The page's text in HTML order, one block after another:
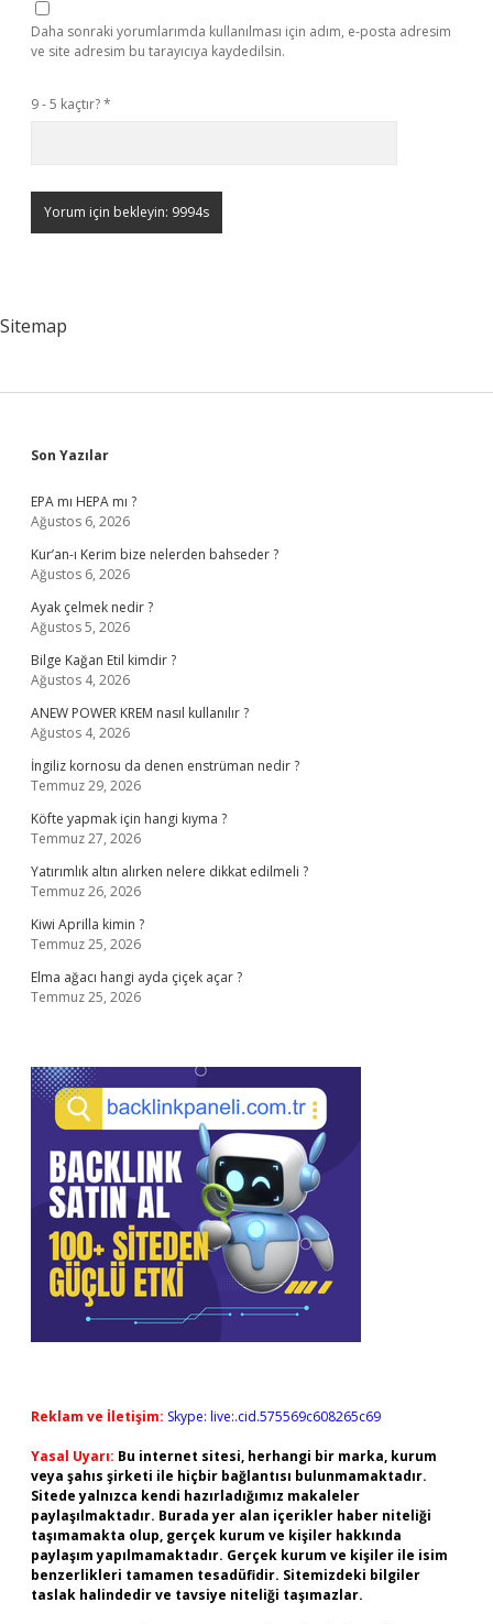
Daha sonraki yorumlarımda kullanılması için adım, e-posta adresim
ve site adresim bu tarayıcıya kaydedilsin.
9 - 5 kaçtır?*
Sitemap
Sidebar
Son Yazılar
EPA mı HEPA mı ?
Ağustos 6, 2026
Kur’an-ı Kerim bize nelerden bahseder ?
Ağustos 6, 2026
Ayak çelmek nedir ?
Ağustos 5, 2026
Bilge Kağan Etil kimdir ?
Ağustos 4, 2026
ANEW POWER KREM nasıl kullanılır ?
Ağustos 4, 2026
İngiliz kornosu da denen enstrüman nedir ?
Temmuz 29, 2026
Köfte yapmak için hangi kıyma ?
Temmuz 27, 2026
Yatırımlık altın alırken nelere dikkat edilmeli ?
Temmuz 26, 2026
Kiwi Aprilla kimin ?
Temmuz 25, 2026
Elma ağacı hangi ayda çiçek açar ?
Temmuz 25, 2026
Reklam ve İletişim: Skype: live:.cid.575569c608265c69
Yasal Uyarı: Bu internet sitesi, herhangi bir marka, kurum
veya şahıs şirketi ile hiçbir bağlantısı bulunmamaktadır.
Sitede yalnızca kendi hazırladığımız makaleler
paylaşılmaktadır. Burada yer alan içerikler haber niteliği
taşımamakta olup, gerçek kurum ve kişiler hakkında
paylaşım yapılmamaktadır. Gerçek kurum ve kişiler ile isim
benzerlikleri tamamen tesadüfidir. Sitemizdeki bilgiler
taslak halindedir ve tavsiye niteliği taşımazlar.